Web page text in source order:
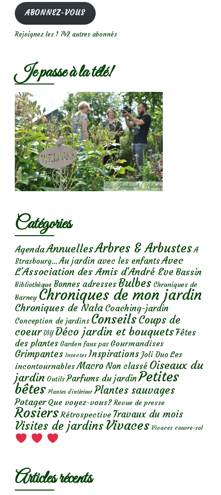
mail
ABONNEZ-VOUS
Rejoignez les 1 742 autres abonnés
Je passe à la télé!
Catégories
AgendaAnnuellesArbres & Arbustes A
Strasbourg... Au jardin avec les enfantsAvec
L'Association des Amis d'André Eve Bassin
Bibliothèque Bonnes adresses Bulbes Chroniques de
Barney Chroniques de mon jardin
Chroniques de Nala Coaching-jardin
Conception de jardins ConseilsCoups de
coeur DIY Déco jardin et bouquetsFêtes
des plantes Garden faux pas Gourmandises
Grimpantes Insectes Inspirations Joli Duo Les
incontournables Macro Non classé Oiseaux du
jardin Outils Parfums du jardinPetites
bêtes Plantes d’intérieur Plantes sauvages
Potager Que voyez-vous? Revue de presse
Rosiers Rétrospective Travaux du mois
Visites de jardins Vivaces Vivaces couvre-sol
Articles récents